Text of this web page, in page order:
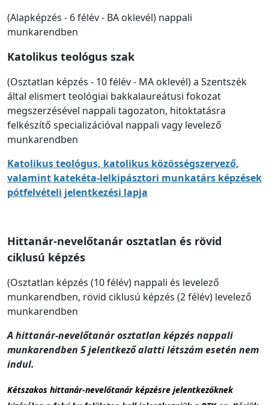
(Alapképzés - 6 félév - BA oklevél) nappali
munkarendben
Katolikus teológus szak
(Osztatlan képzés - 10 félév - MA oklevél) a Szentszék
által elismert teológiai bakkalaureátusi fokozat
megszerzésével nappali tagozaton, hitoktatásra
felkészítő specializációval nappali vagy levelező
munkarendben
Katolikus teológus, katolikus közösségszervező,
valamint katekéta-lelkipásztori munkatárs képzések
pótfelvételi jelentkezési lapja
Hittanár-nevelőtanár osztatlan és rövid
ciklusú képzés
(Osztatlan képzés (10 félév) nappali és levelező
munkarendben, rövid ciklusú képzés (2 félév) levelező
munkarendben
A hittanár-nevelőtanár osztatlan képzés nappali
munkarendben 5 jelentkező alatti létszám esetén nem
indul.
Kétszakos hittanár-nevelőtanár képzésre jelentkezőknek